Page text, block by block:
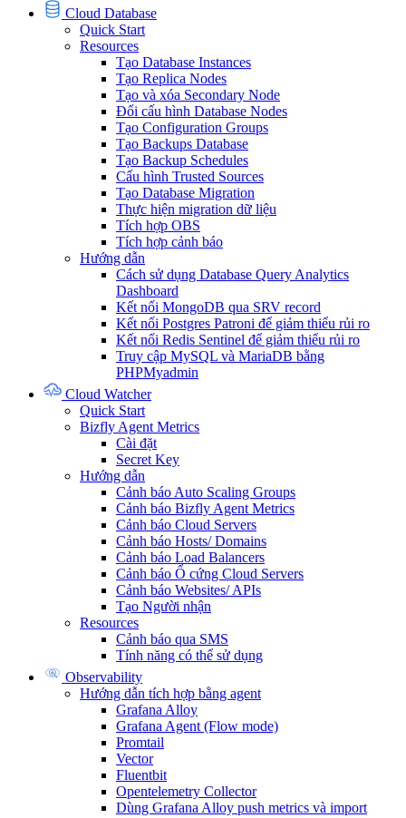
Cloud Database
Quick Start
Resources
Tạo Database Instances
Tạo Replica Nodes
Tạo và xóa Secondary Node
Đổi cấu hình Database Nodes
Tạo Configuration Groups
Tạo Backups Database
Tạo Backup Schedules
Cấu hình Trusted Sources
Tạo Database Migration
Thực hiện migration dữ liệu
Tích hợp OBS
Tích hợp cảnh báo
Hướng dẫn
Cách sử dụng Database Query Analytics
Dashboard
Kết nối MongoDB qua SRV record
Kết nối Postgres Patroni để giảm thiểu rủi ro
Kết nối Redis Sentinel để giảm thiểu rủi ro
Truy cập MySQL và MariaDB bằng
PHPMyadmin
Cloud Watcher
Quick Start
Bizfly Agent Metrics
Cài đặt
Secret Key
Hướng dẫn
Cảnh báo Auto Scaling Groups
Cảnh báo Bizfly Agent Metrics
Cảnh báo Cloud Servers
Cảnh báo Hosts/ Domains
Cảnh báo Load Balancers
Cảnh báo Ổ cứng Cloud Servers
Cảnh báo Websites/ APIs
Tạo Người nhận
Resources
Cảnh báo qua SMS
Tính năng có thể sử dụng
Observability
Hướng dẫn tích hợp bằng agent
Grafana Alloy
Grafana Agent (Flow mode)
Promtail
Vector
Fluentbit
Opentelemetry Collector
Dùng Grafana Alloy push metrics và import